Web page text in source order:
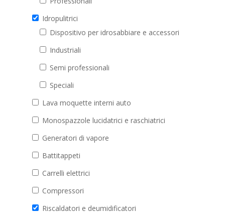
Idropulitrici
Dispositivo per idrosabbiare e accessori
Industriali
Semi professionali
Speciali
Lava moquette interni auto
Monospazzole lucidatrici e raschiatrici
Generatori di vapore
Battitappeti
Carrelli elettrici
Compressori
Riscaldatori e deumidificatori